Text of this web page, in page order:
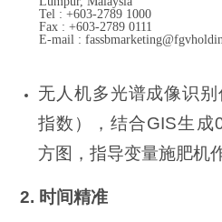
Tel : +603-2789 1000
Fax : +603-2789 0111
E-mail :
无人机多光谱成像识
指数），结合GIS生成
方图，指导变量施肥机
2. 时间精准